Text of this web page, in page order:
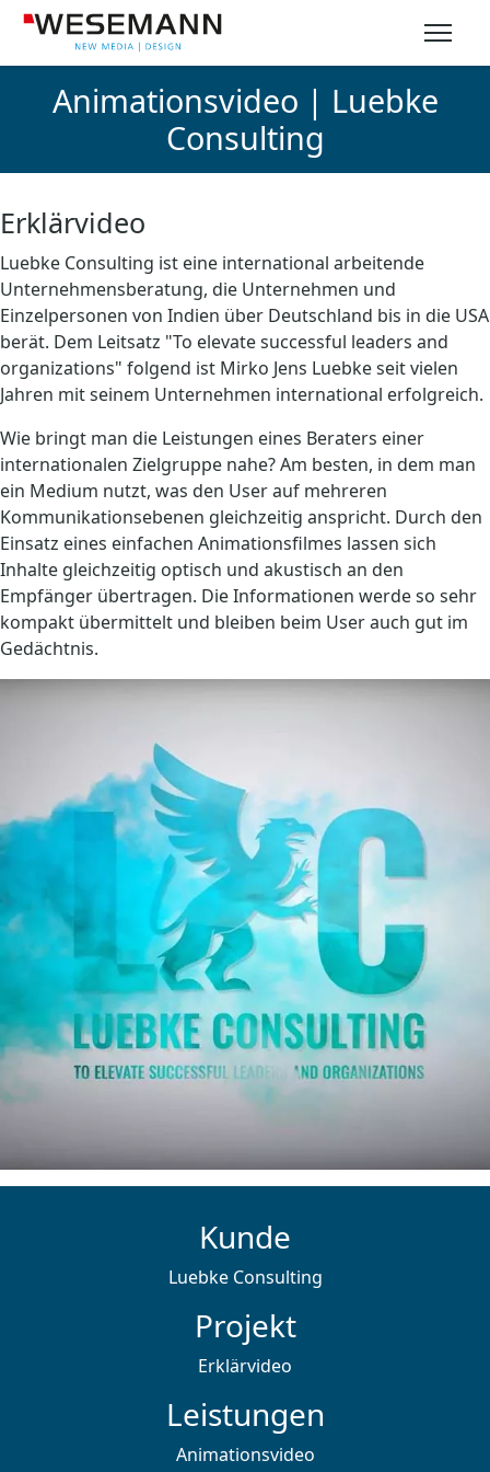
Animationsvideo | Luebke
Consulting
Erklärvideo
Luebke Consulting ist eine international arbeitende
Unternehmensberatung, die Unternehmen und
Einzelpersonen von Indien über Deutschland bis in die USA
berät. Dem Leitsatz "To elevate successful leaders and
organizations" folgend ist Mirko Jens Luebke seit vielen
Jahren mit seinem Unternehmen international erfolgreich.
Wie bringt man die Leistungen eines Beraters einer
internationalen Zielgruppe nahe? Am besten, in dem man
ein Medium nutzt, was den User auf mehreren
Kommunikationsebenen gleichzeitig anspricht. Durch den
Einsatz eines einfachen Animationsfilmes lassen sich
Inhalte gleichzeitig optisch und akustisch an den
Empfänger übertragen. Die Informationen werde so sehr
kompakt übermittelt und bleiben beim User auch gut im
Gedächtnis.
Kunde
Luebke Consulting
Projekt
Erklärvideo
Leistungen
Animationsvideo